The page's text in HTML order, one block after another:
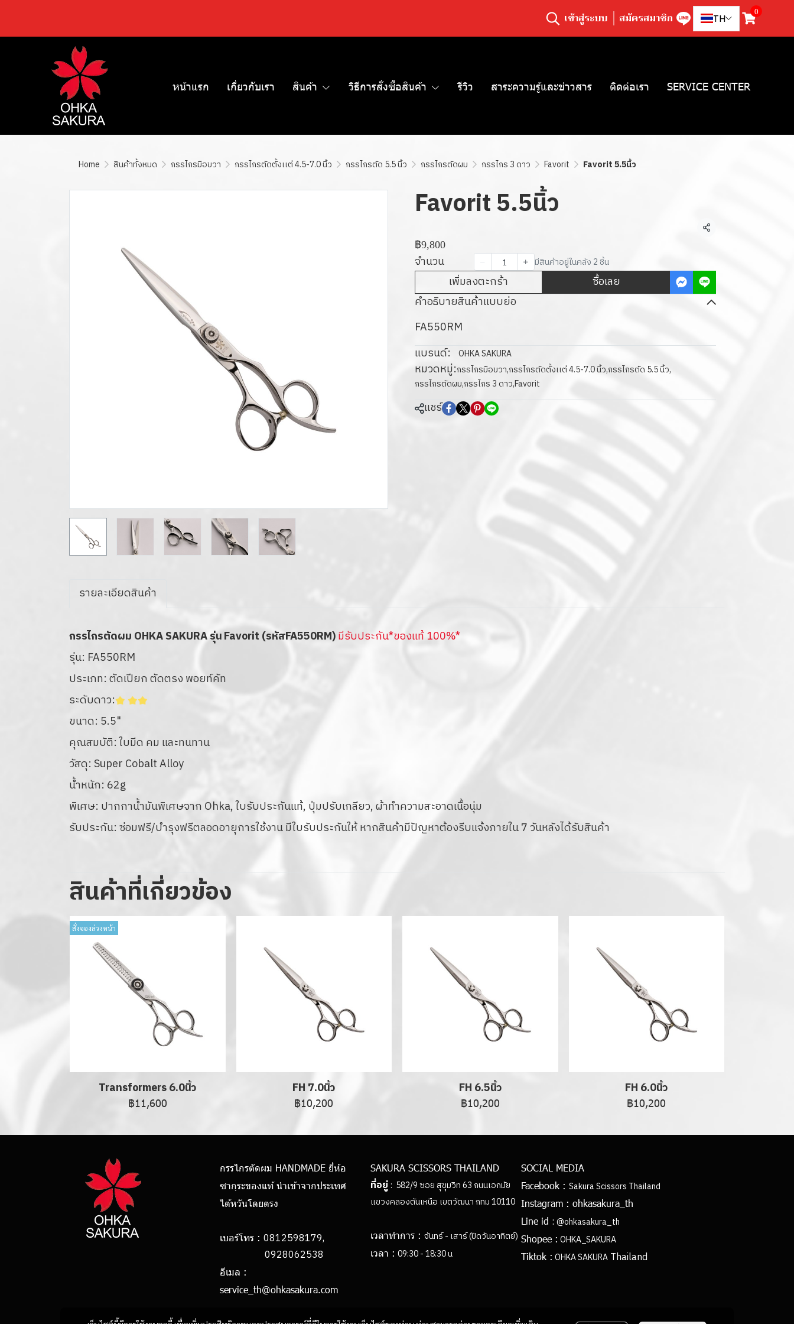
เข้าสู่ระบบ สมัครสมาชิก TH
0
หน้าแรก เกี่ยวกับเรา สินค้า วิธีการสั่งซื้อสินค้า รีวิว สาระความรู้และข่าวสาร ติดต่อเรา SERVICE CENTER
Home สินค้าทั้งหมด กรรไกรมือขวา กรรไกรตัดตั้งเเต่ 4.5-7.0 นิ้ว กรรไกรตัด 5.5 นิ้ว กรรไกรตัดผม กรรไกร 3 ดาว Favorit Favorit 5.5นิ้ว
Favorit 5.5นิ้ว
แชร์
฿9,800
จำนวน มีสินค้าอยู่ในคลัง 2 ชิ้น
เพิ่มลงตะกร้า
ซื้อเลย
คำอธิบายสินค้าแบบย่อ
FA550RM
แบรนด์:
OHKA SAKURA
หมวดหมู่:กรรไกรมือขวา,กรรไกรตัดตั้งเเต่ 4.5-7.0 นิ้ว,กรรไกรตัด 5.5 นิ้ว,
กรรไกรตัดผม,กรรไกร 3 ดาว,Favorit
แชร์
รายละเอียดสินค้า
กรรไกรตัดผม OHKA SAKURA รุ่น Favorit (รหัสFA550RM)มีรับประกัน*ของแท้ 100%*
รุ่น: FA550RM
ประเภท: ตัดเปียก ตัดตรง พอยท์คัท
ระดับดาว:
ขนาด: 5.5"
คุณสมบัติ: ใบมีด คม และทนทาน
วัสดุ: Super Cobalt Alloy
น้ำหนัก: 62g
พิเศษ: ปากกาน้ำมันพิเศษจาก Ohka, ใบรับประกันแท้, ปุ่มปรับเกลียว, ผ้าทำความสะอาดเนื้อนุ่ม
รับประกัน: ซ่อมฟรี/บำรุงฟรีตลอดอายุการใช้งาน มีใบรับประกันให้ หากสินค้ามีปัญหาต้องรีบแจ้งภายใน 7 วันหลังได้รับสินค้า
สินค้าที่เกี่ยวข้อง
สั่งจองล่วงหน้า
Transformers 6.0นิ้ว
฿11,600
FH 7.0นิ้ว
฿10,200
FH 6.5นิ้ว
฿10,200
FH 6.0นิ้ว
฿10,200
กรรไกรตัดผม HANDMADE ยี่ห้อ
ซากุระของแท้ นำเข้าจากประเทศ
ไต้หวันโดยตรง
เบอร์โทร : 0812598179,
0928062538
อีเมล :
service_th@ohkasakura.com
SAKURA SCISSORS THAILAND
ที่อยู่: 582/9 ซอย สุขุมวิท 63 ถนนเอกมัย
แขวงคลองตันเหนือ เขตวัฒนา กทม 10110
เวลาทำการ : จันทร์ - เสาร์ (ปิดวันอาทิตย์)
เวลา : 09:30 - 18:30 น
SOCIAL MEDIA
Facebook : Sakura Scissors Thailand
Instagram : ohkasakura_th
Line id : @ohkasakura_th
Shopee : OHKA_SAKURA
Tiktok : OHKA SAKURA Thailand